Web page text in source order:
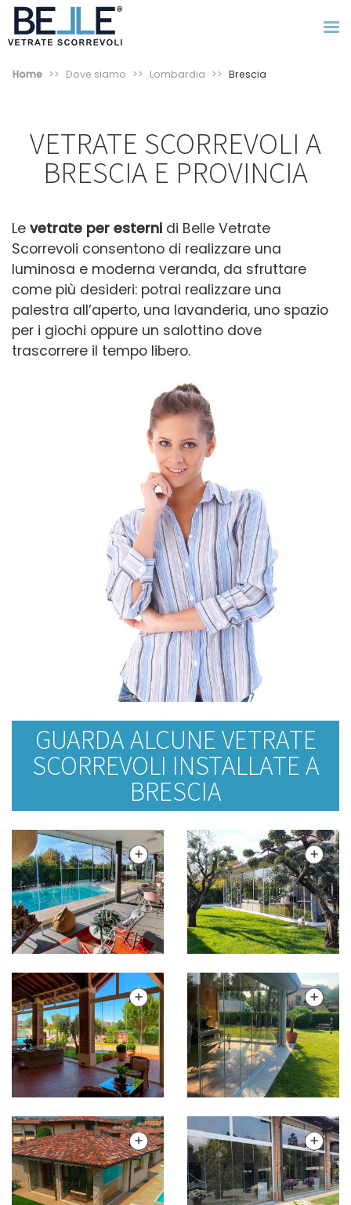
Home Dove siamo Lombardia Brescia
VETRATE SCORREVOLI A
BRESCIA E PROVINCIA
Le vetrate per esterni di Belle Vetrate
Scorrevoli consentono di realizzare una
luminosa e moderna veranda, da sfruttare
come più desideri: potrai realizzare una
palestra all’aperto, una lavanderia, uno spazio
per i giochi oppure un salottino dove
trascorrere il tempo libero.
GUARDA ALCUNE VETRATE
SCORREVOLI INSTALLATE A
BRESCIA